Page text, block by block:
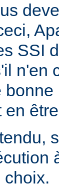
SSI
n'en
en
choix.